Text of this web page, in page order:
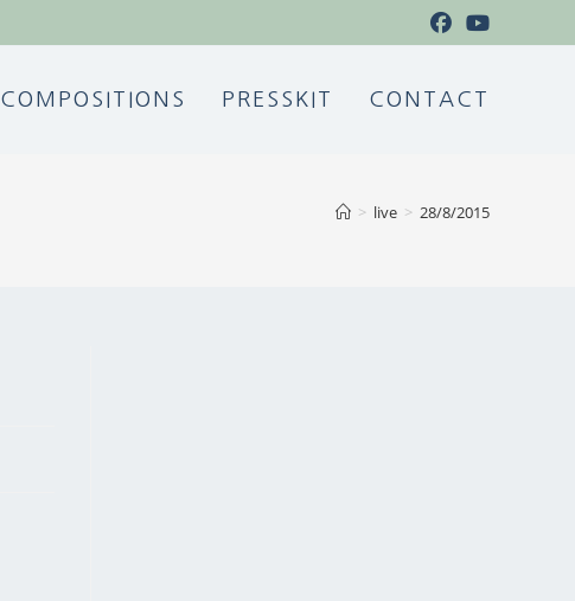
COMPOSITIONS PRESSKIT CONTACT
> live > 28/8/2015